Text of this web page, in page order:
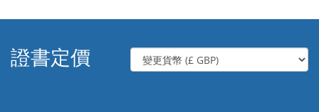
證書定價